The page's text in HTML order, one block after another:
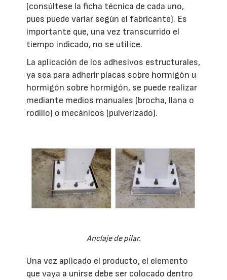
(consúltese la ficha técnica de cada uno,
pues puede variar según el fabricante). Es
importante que, una vez transcurrido el
tiempo indicado, no se utilice.
La aplicación de los adhesivos estructurales,
ya sea para adherir placas sobre hormigón u
hormigón sobre hormigón, se puede realizar
mediante medios manuales (brocha, llana o
rodillo) o mecánicos (pulverizado).
Anclaje de pilar.
Una vez aplicado el producto, el elemento
que vaya a unirse debe ser colocado dentro